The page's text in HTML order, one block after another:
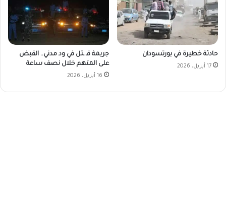
حادثة خطيرة في بورتسودان
17 أبريل، 2026
جريمة قـ ـتل في ود مدني.. القبض
على المتهم خلال نصف ساعة
16 أبريل، 2026